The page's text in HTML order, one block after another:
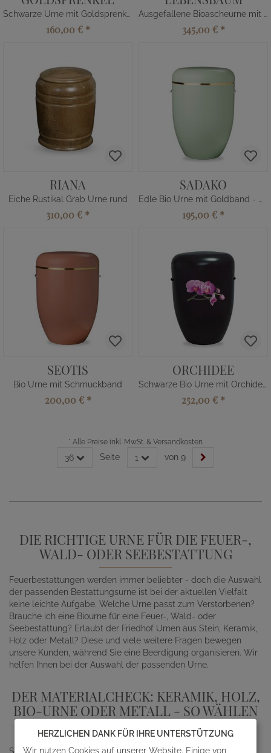
Schwarze Urne mit Goldsprenkel
160,00 € *
Ausgefallene Bioascheurne mit Baum kaufen
345,00 € *
RIANA
Eiche Rustikal Grab Urne rund
310,00 € *
SADAKO
Edle Bio Urne mit Goldband - maigrün
195,00 € *
SEOTIS
Bio Urne mit Schmuckband
200,00 € *
ORCHIDEE
Schwarze Bio Urne mit Orchidee Motiv
252,00 € *
* Alle Preise inkl. MwSt. & Versandkosten
36 Seite 1 von 9
DIE RICHTIGE URNE FÜR DIE FEUER-,
WALD- ODER SEEBESTATTUNG
Feuerbestattungen werden immer beliebter - doch die Auswahl
der passenden Bestattungsurne ist bei der aktuellen Vielfalt
keine leichte Aufgabe. Welche Urne passt zum Verstorbenen?
Brauche ich eine Biourne für eine Feuer-, Wald- oder
Seebestattung? Erlaubt der Friedhof Urnen aus Stein, Keramik,
Holz oder Metall? Diese und viele weitere Fragen bewegen
unsere Kunden, während Sie eine Beerdigung organisieren. Wir
helfen Ihnen bei der Auswahl der passenden Urne.
DER MATERIALCHECK: KERAMIK, HOLZ,
BIO-URNE ODER METALL - SO WÄHLEN
SIE RICHTIG!
HERZLICHEN DANK FÜR IHRE UNTERSTÜTZUNG
Wir nutzen Cookies auf unserer Website. Einige von